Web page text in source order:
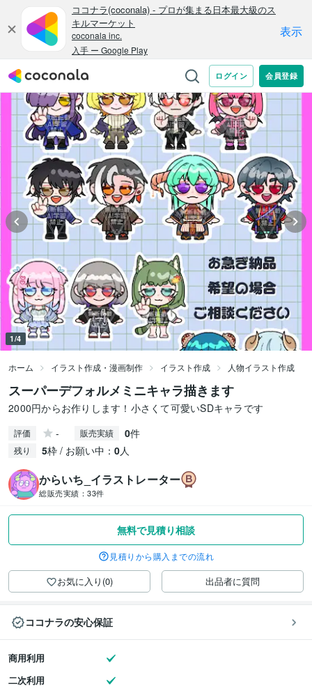
1/4
ホーム イラスト作成・漫画制作 イラスト作成 人物イラスト作成
スーパーデフォルメミニキャラ描きます
2000円からお作りします！小さくて可愛いSDキャラです
評価 - 販売実績 0件
残り 5枠 / お願い中： 0人
からいち_イラストレーター
総販売実績： 33件
無料で見積り相談
見積りから購入までの流れ
お気に入り(0) 出品者に質問
ココナラの安心保証
商用利用
二次利用